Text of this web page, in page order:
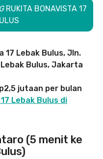
RUKITA BONAVISTA 17
17 Lebak Bulus, Jln.
Bulus, Jakarta
jutaan per bulan
Lebak Bulus di
(5 menit ke